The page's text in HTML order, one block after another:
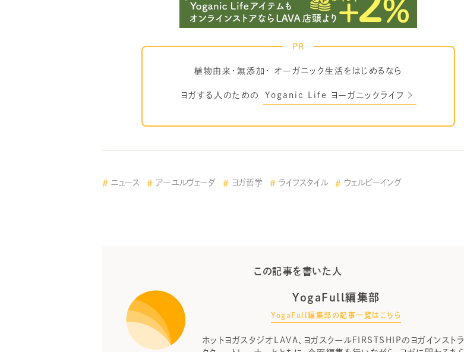
PR
植物由来・無添加・ オーガニック生活をはじめるなら
ヨガする人のための Yoganic Life ヨーガニックライフ
ニュース アーユルヴェーダ ヨガ哲学 ライフスタイル ウェルビーイング
この記事を書いた人
YogaFull編集部
YogaFull編集部の記事一覧はこちら
ホットヨガスタジオLAVA、ヨガスクールFIRSTSHIPのヨガインストラ